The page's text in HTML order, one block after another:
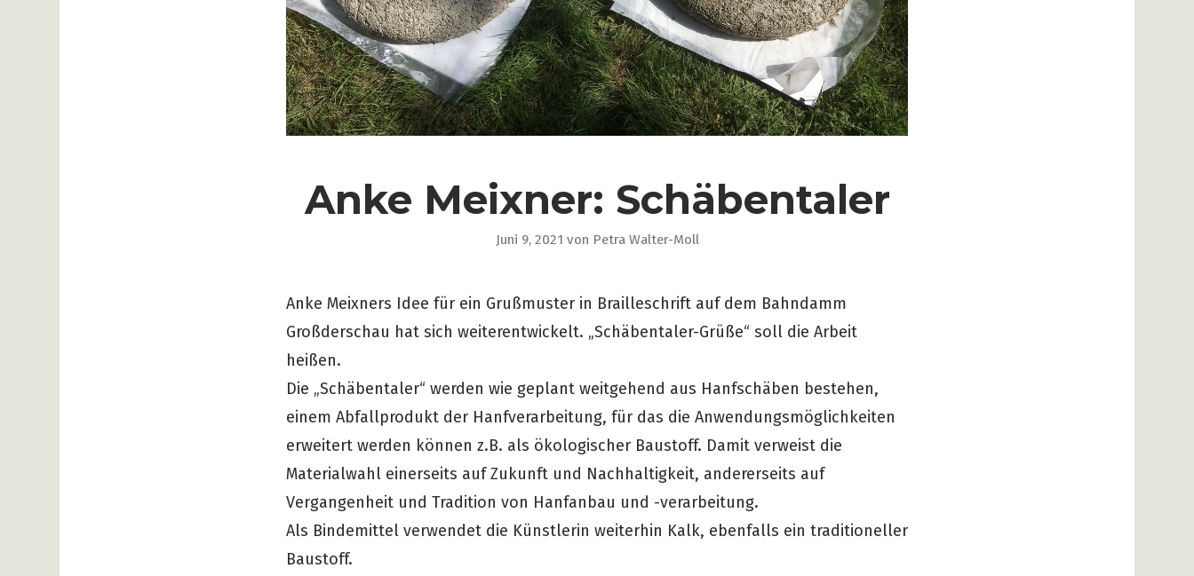
Anke Meixner: Schäbentaler
Juni 9, 2021 von Petra Walter-Moll
Anke Meixners Idee für ein Grußmuster in Brailleschrift auf dem Bahndamm
Großderschau hat sich weiterentwickelt. „Schäbentaler-Grüße“ soll die Arbeit
heißen.
Die „Schäbentaler“ werden wie geplant weitgehend aus Hanfschäben bestehen,
einem Abfallprodukt der Hanfverarbeitung, für das die Anwendungsmöglichkeiten
erweitert werden können z.B. als ökologischer Baustoff. Damit verweist die
Materialwahl einerseits auf Zukunft und Nachhaltigkeit, andererseits auf
Vergangenheit und Tradition von Hanfanbau und -verarbeitung.
Als Bindemittel verwendet die Künstlerin weiterhin Kalk, ebenfalls ein traditioneller
Baustoff.